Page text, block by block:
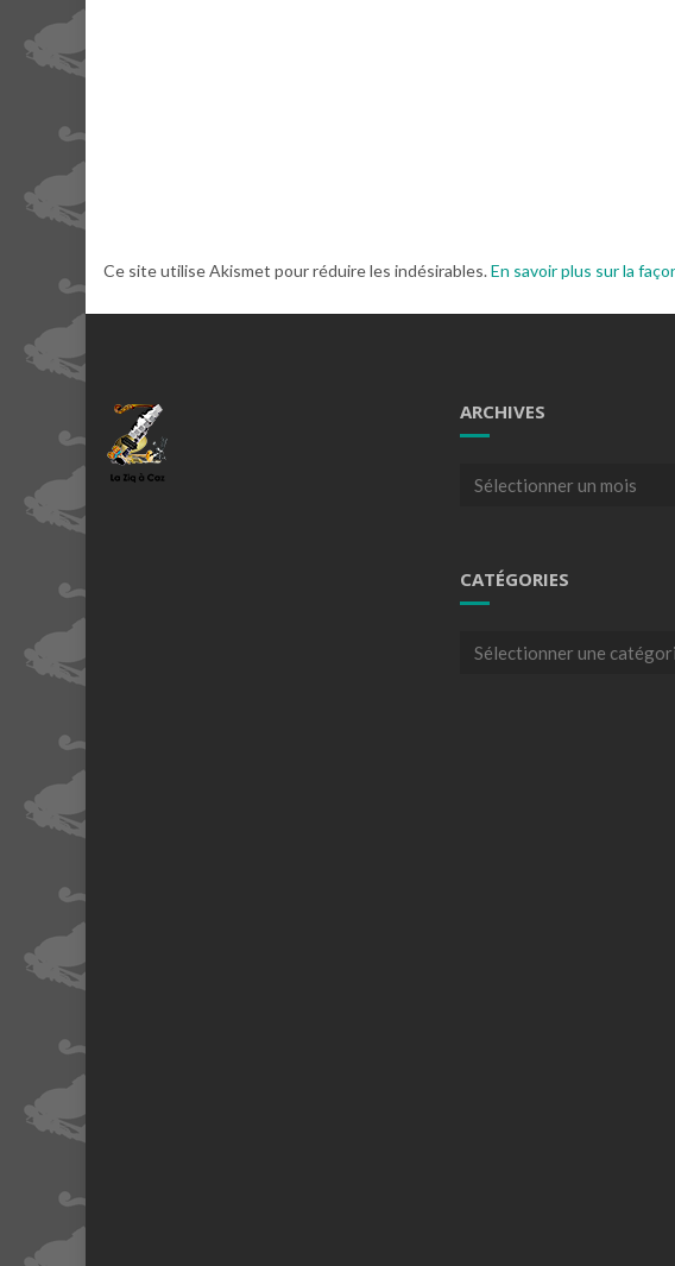
Ce site utilise Akismet pour réduire les indésirables.En savoir plus sur la
ARCHIVES
Archives
CATÉGORIES
Catégories